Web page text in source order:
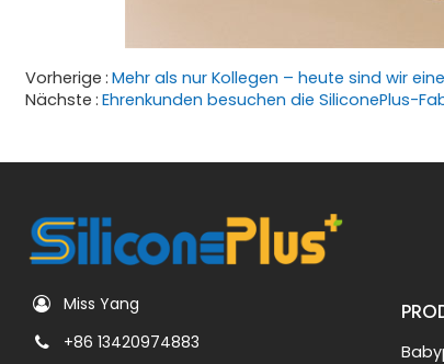
Vorherige Mehr als nur Kollegen – heute sind wir
Nächste
Miss Yang
+86 13420974883